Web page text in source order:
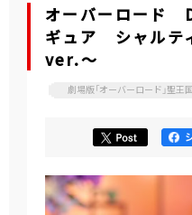
オーバーロード
ギュア シャルテ
ver.～
劇場版「オーバーロード」聖王